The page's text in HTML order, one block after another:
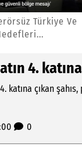
Türkiye Ve
4.
katına çıkan
0